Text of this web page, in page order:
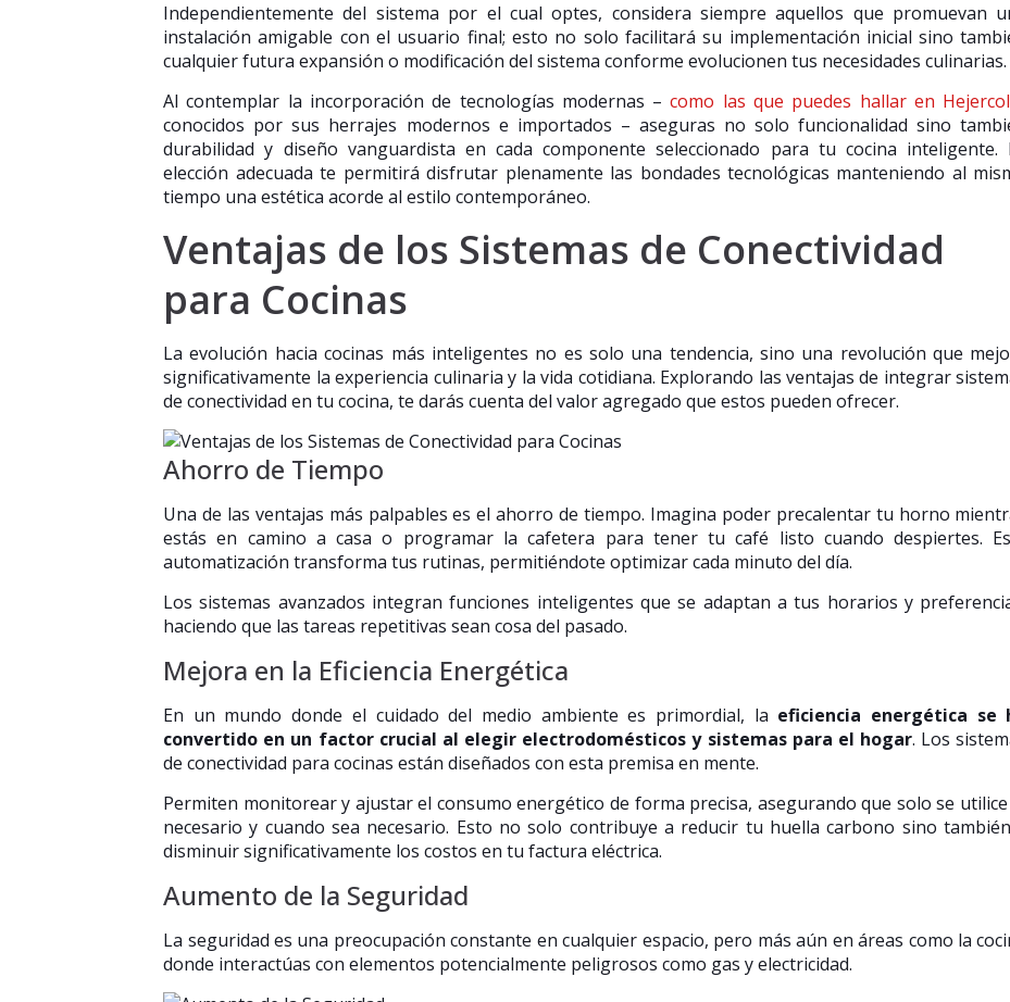
Independientemente del sistema por el cual optes, considera siempre aquellos que promuevan
instalación amigable con el usuario final; esto no solo facilitará su implementación inicial sino
cualquier futura expansión o modificación del sistema conforme evolucionen tus necesidades culinarias.
Al contemplar la incorporación de tecnologías modernas –como las que puedes hallar en Hejercol
conocidos por sus herrajes modernos e importados – aseguras no solo funcionalidad sino
durabilidad y diseño vanguardista en cada componente seleccionado para tu cocina inteligente.
elección adecuada te permitirá disfrutar plenamente las bondades tecnológicas manteniendo al
tiempo una estética acorde al estilo contemporáneo.
Ventajas de los Sistemas de Conectividad
para Cocinas
La evolución hacia cocinas más inteligentes no es solo una tendencia, sino una revolución que
significativamente la experiencia culinaria y la vida cotidiana. Explorando las ventajas de integrar
de conectividad en tu cocina, te darás cuenta del valor agregado que estos pueden ofrecer.
Ahorro de Tiempo
Una de las ventajas más palpables es el ahorro de tiempo. Imagina poder precalentar tu horno
estás en camino a casa o programar la cafetera para tener tu café listo cuando despiertes.
automatización transforma tus rutinas, permitiéndote optimizar cada minuto del día.
Los sistemas avanzados integran funciones inteligentes que se adaptan a tus horarios y
haciendo que las tareas repetitivas sean cosa del pasado.
Mejora en la Eficiencia Energética
En un mundo donde el cuidado del medio ambiente es primordial, la eficiencia energética se
convertido en un factor crucial al elegir electrodomésticos y sistemas para el hogar. Los
de conectividad para cocinas están diseñados con esta premisa en mente.
Permiten monitorear y ajustar el consumo energético de forma precisa, asegurando que solo se
necesario y cuando sea necesario. Esto no solo contribuye a reducir tu huella carbono sino
disminuir significativamente los costos en tu factura eléctrica.
Aumento de la Seguridad
La seguridad es una preocupación constante en cualquier espacio, pero más aún en áreas como la
donde interactúas con elementos potencialmente peligrosos como gas y electricidad.